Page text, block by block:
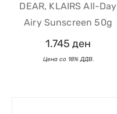
DEAR, KLAIRS All-Day
Airy Sunscreen 50g
1.745 ден